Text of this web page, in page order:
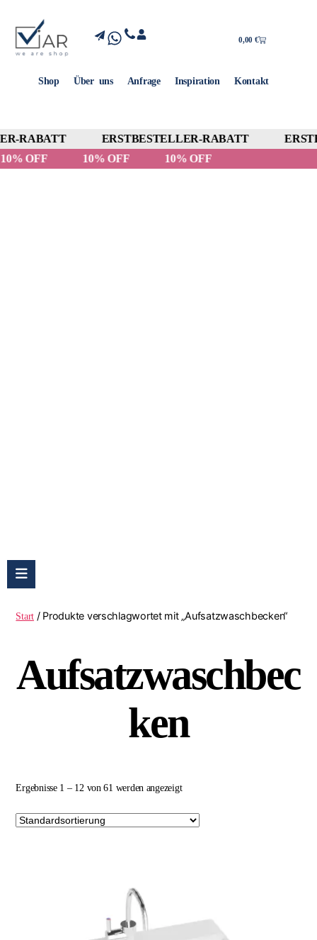
0,00 €
Shop Über uns Anfrage Inspiration Kontakt
RABATT ERSTBESTELLER-RABATT
10% OFF
10% OFF 10% OFF
Start / Produkte verschlagwortet mit „Aufsatzwaschbecken“
Aufsatzwaschbec
ken
Ergebnisse 1 – 12 von 61 werden angezeigt